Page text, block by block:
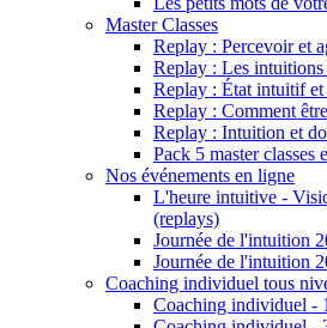
Master Classes
Replay : Percevoir et
Replay : Les intuitions
Replay : État intuitif
Replay : Comment
Replay : Intuition et
Pack 5 master classes
Nos événements en ligne
L'heure intuitive -
(replays)
Journée de l'intuition
Journée de l'intuition
Coaching individuel tous
Coaching individuel -